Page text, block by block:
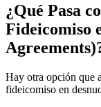
¿Qué Pasa
Fideicomiso
Hay otra opción que
fideicomiso en